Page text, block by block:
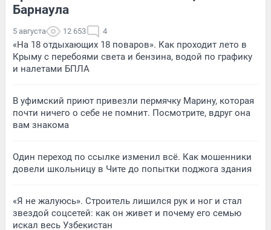
Барнаула
5 августа 12 653 4
«На 18 отдыхающих 18 поваров». Как проходит лето в
Крыму с перебоями света и бензина, водой по графику
и налетами БПЛА
В уфимский приют привезли пермячку Марину, которая
почти ничего о себе не помнит. Посмотрите, вдруг она
вам знакома
Один переход по ссылке изменил всё. Как мошенники
довели школьницу в Чите до попытки поджога здания
«Я не жалуюсь». Строитель лишился рук и ног и стал
звездой соцсетей: как он живет и почему его семью
искал весь Узбекистан